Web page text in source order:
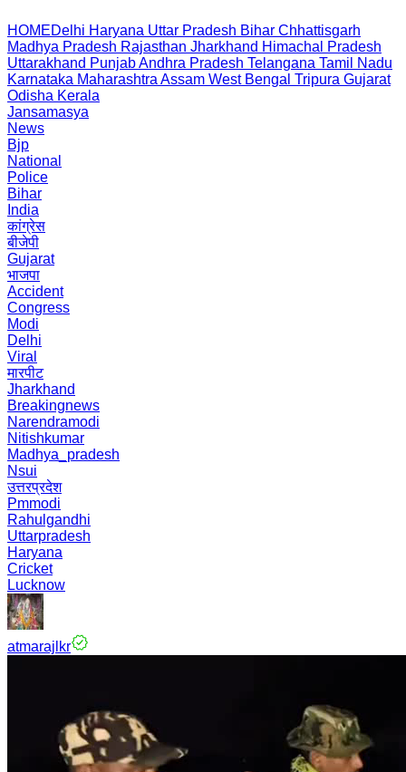
HOMEDelhi Haryana Uttar Pradesh Bihar Chhattisgarh
Madhya Pradesh Rajasthan Jharkhand Himachal Pradesh
Uttarakhand PunjabAndhra Pradesh Telangana Tamil Nadu
Karnataka Maharashtra Assam West Bengal Tripura Gujarat
Odisha Kerala
Jansamasya
News
Bjp
National
Police
Bihar
India
कांग्रेस
बीजेपी
Gujarat
भाजपा
Accident
Congress
Modi
Delhi
Viral
मारपीट
Jharkhand
Breakingnews
Narendramodi
Nitishkumar
Madhya_pradesh
Nsui
उत्तरप्रदेश
Pmmodi
Rahulgandhi
Uttarpradesh
Haryana
Cricket
Lucknow
atmarajlkr